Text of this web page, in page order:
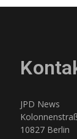
JPD News
10827 Berlin